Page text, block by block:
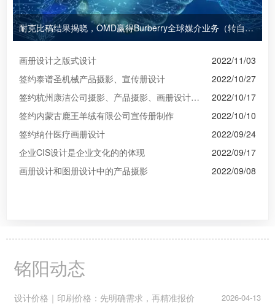
耐克比稿结果揭晓，OMD赢得Burberry全球媒介业务（转自广告狂人日报）
2022/11/03
画册设计之版式设计
2022/10/27
签约泰谱圣机械产品摄影、宣传册设计
2022/10/17
签约杭州康洁公司摄影、产品摄影、画册设计制作
2022/10/10
签约内蒙古鹿王羊绒有限公司宣传册制作
2022/09/24
签约纳什医疗画册设计
2022/09/17
企业CIS设计是企业文化的的体现
2022/09/08
画册设计和图册设计中的产品摄影
铭阳动态
2026-04-13
设计价格｜印刷价格：先明确需求，再精准报价